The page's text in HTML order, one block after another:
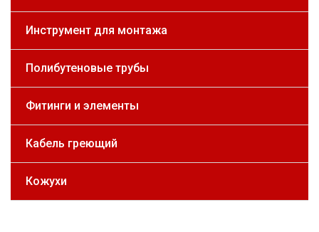
Инструмент для монтажа
Полибутеновые трубы
Фитинги и элементы
Кабель греющий
Кожухи